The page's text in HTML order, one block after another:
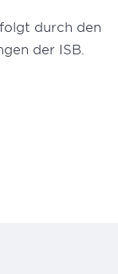
durch den
der ISB.